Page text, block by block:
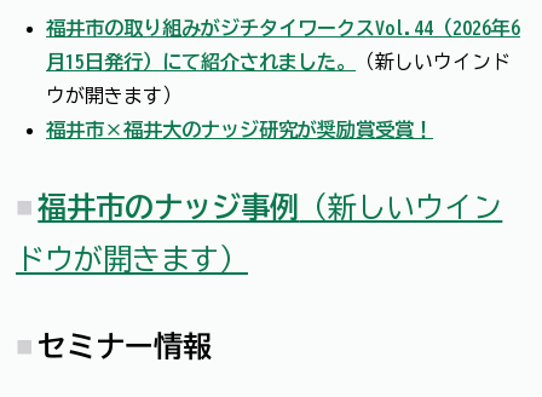
福井市の取り組みがジチタイワークスVol.44（2026年6
月15日発行）にて紹介されました。
（新しいウインド
ウが開きます）
福井市×福井大のナッジ研究が奨励賞受賞！
福井市のナッジ事例
（新しいウイン
ドウが開きます）
セミナー情報